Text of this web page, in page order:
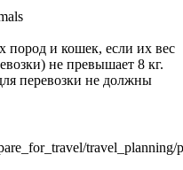
пород и кошек, если их вес
не превышает 8 кг.
перевозки не должны
travel_planning/